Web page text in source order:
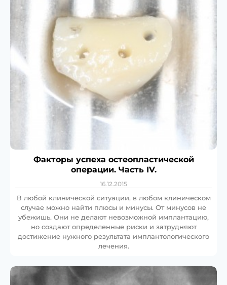
Факторы успеха остеопластической
операции. Часть IV.
16.12.2015
В любой клинической ситуации, в любом клиническом
случае можно найти плюсы и минусы. От минусов не
убежишь. Они не делают невозможной имплантацию,
но создают определенные риски и затрудняют
достижение нужного результата имплантологического
лечения.